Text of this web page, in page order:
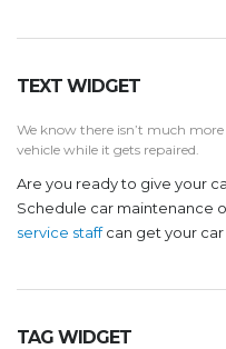
TEXT WIDGET
We know there isn’t much
vehicle while it gets repaired.
Are you ready to give your
Schedule car maintenance
service staffcan get your car
TAG WIDGET